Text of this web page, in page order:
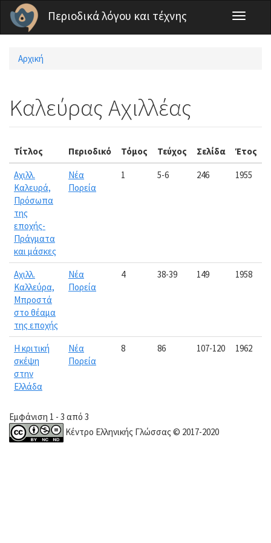
Παράκαμψη προς το κυρίως περιεχόμενο
Περιοδικά λόγου και τέχνης
Toggle
Είστε εδώ
Αρχική
Καλεύρας Αχιλλέας
Τίτλος Περιοδικό Τόμος Τεύχος Σελίδα Έτος
Αχιλλ.
Καλευρά,
Πρόσωπα
της
εποχής-
Πράγματα
και μάσκες
Νέα
Πορεία
1 5-6 246 1955
Αχιλλ.
Καλλεύρα,
Μπροστά
στο θέαμα
της εποχής
Νέα
Πορεία
4 38-39 149 1958
Η κριτική
σκέψη
στην
Ελλάδα
Νέα
Πορεία
8 86 107-120 1962
Εμφάνιση 1 - 3 από 3
Κέντρο Ελληνικής Γλώσσας © 2017-2020